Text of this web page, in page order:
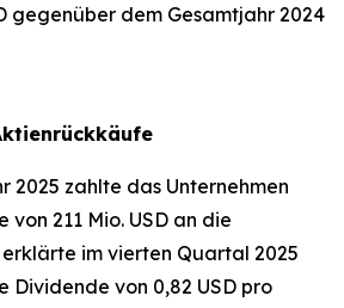
gegenüber dem Gesamtjahr 2024
2025 zahlte das Unternehmen
von 211 Mio. USD an die
im vierten Quartal 2025
Dividende von 0,82 USD pro